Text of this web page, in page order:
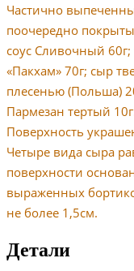
Частично
поочередно
соус Сливочный
«Пакхам» 70г; сыр
плесенью (Польша)
Пармезан тертый
Поверхность
Четыре вида сыра
поверхности
выраженных
не более 1,5см.
Детали